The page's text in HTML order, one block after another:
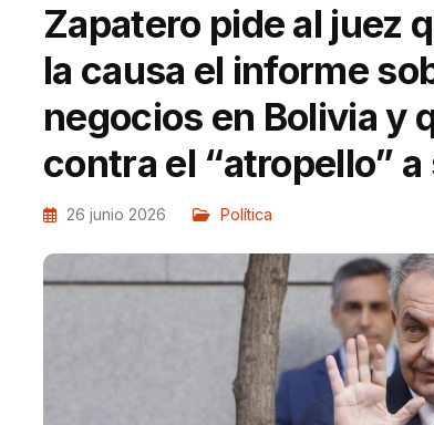
Zapatero pide al juez
la causa el informe
negocios en Bolivia y
contra el “atropello”
26 junio 2026 Política